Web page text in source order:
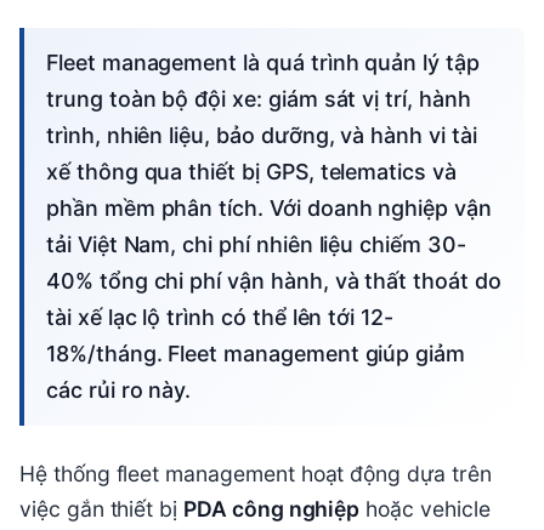
Fleet management là quá trình quản lý tập
trung toàn bộ đội xe: giám sát vị trí, hành
trình, nhiên liệu, bảo dưỡng, và hành vi tài
xế thông qua thiết bị GPS, telematics và
phần mềm phân tích. Với doanh nghiệp vận
tải Việt Nam, chi phí nhiên liệu chiếm 30-
40% tổng chi phí vận hành, và thất thoát do
tài xế lạc lộ trình có thể lên tới 12-
18%/tháng. Fleet management giúp giảm
các rủi ro này.
Hệ thống fleet management hoạt động dựa trên
việc gắn thiết bị PDA công nghiệp hoặc vehicle